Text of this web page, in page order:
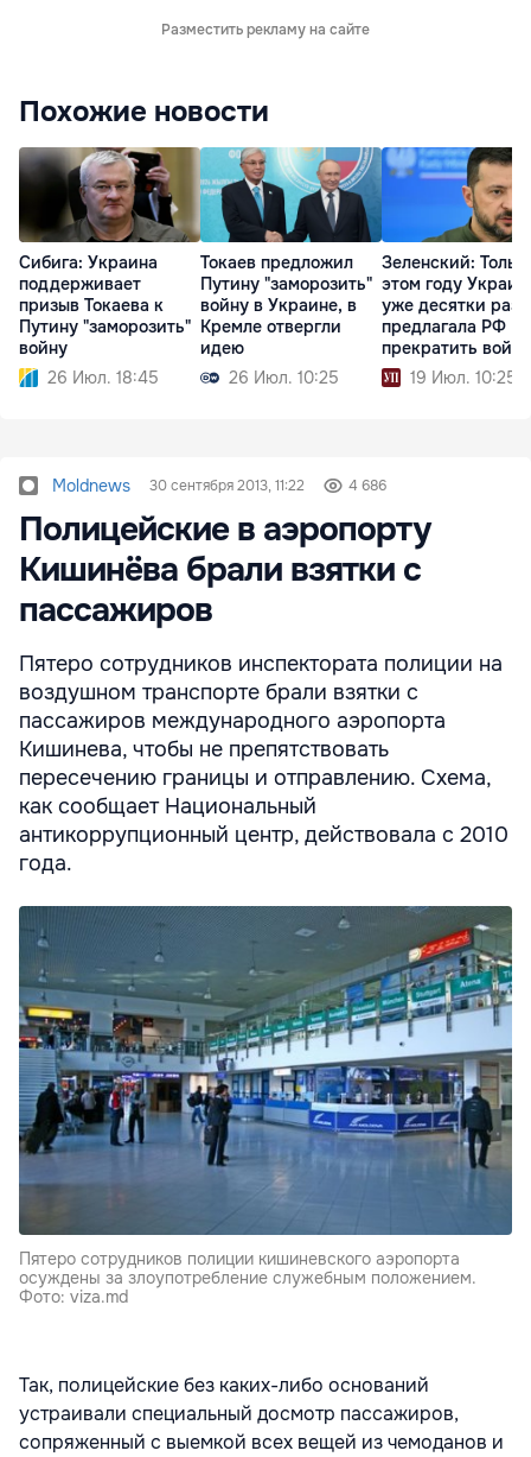
Разместить рекламу на сайте
Похожие новости
Сибига: Украина
поддерживает
призыв Токаева к
Путину "заморозить"
войну
26 Июл. 18:45
Токаев предложил
Путину "заморозить"
войну в Украине, в
Кремле отвергли
идею
26 Июл. 10:25
Зеленский:
этом году
уже десятки раз
предлагала РФ
прекратить войну
19 Июл. 10:25
Moldnews 30 сентября 2013, 11:22 4 686
Полицейские в аэропорту
Кишинёва брали взятки с
пассажиров
Пятеро сотрудников инспектората полиции на
воздушном транспорте брали взятки с
пассажиров международного аэропорта
Кишинева, чтобы не препятствовать
пересечению границы и отправлению. Схема,
как сообщает Национальный
антикоррупционный центр, действовала с 2010
года.
Пятеро сотрудников полиции кишиневского аэропорта
осуждены за злоупотребление служебным положением.
Фото: viza.md
Так, полицейские без каких-либо оснований
устраивали специальный досмотр пассажиров,
сопряженный с выемкой всех вещей из чемоданов и